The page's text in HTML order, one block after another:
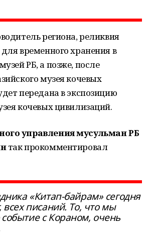
региона, реликвия
временного хранения в
РБ, а позже, после
музея кочевых
передана в экспозицию
кочевых цивилизаций.
управления мусульман РБ
так прокомментировал
«Китап-байрам» сегодня
всех писаний. То, что мы
с Кораном, очень